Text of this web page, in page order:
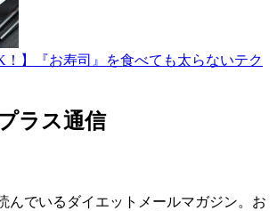
！】『お寿司』を食べても太らないテク
ラス通信
んでいるダイエットメールマガジン。お